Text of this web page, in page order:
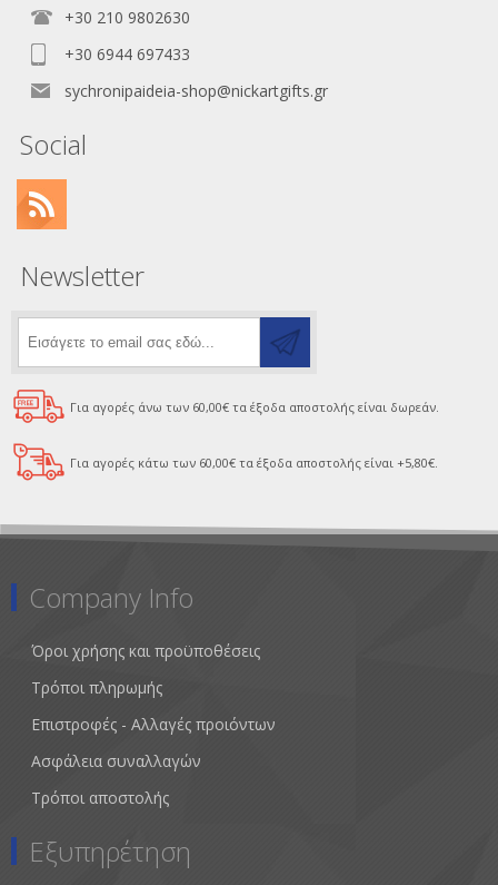
+30 210 9802630
+30 6944 697433
sychronipaideia-shop@nickartgifts.gr
Social
Newsletter
Για αγορές άνω των 60,00€ τα έξοδα αποστολής είναι δωρεάν.
Για αγορές κάτω των 60,00€ τα έξοδα αποστολής είναι +5,80€.
Company Info
Όροι χρήσης και προϋποθέσεις
Τρόποι πληρωμής
Επιστροφές - Αλλαγές προιόντων
Ασφάλεια συναλλαγών
Τρόποι αποστολής
Εξυπηρέτηση